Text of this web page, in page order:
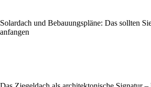
Solardach und Bebauungspläne: Das sollten
anfangen